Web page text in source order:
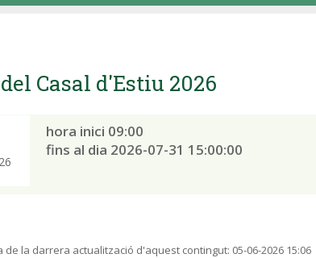
Casal d'Estiu 2026
hora inici 09:00
fins al dia 2026-07-31 15:00:00
de la darrera actualització d'aquest contingut: 05-06-2026 15:06